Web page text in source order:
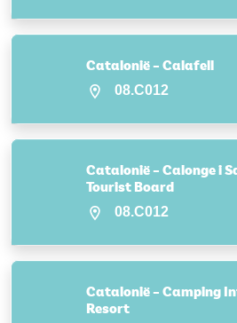
Catalonië – Calafell
08.C012
Catalonië – Calonge i
Tourist Board
08.C012
Catalonië – Camping
Resort